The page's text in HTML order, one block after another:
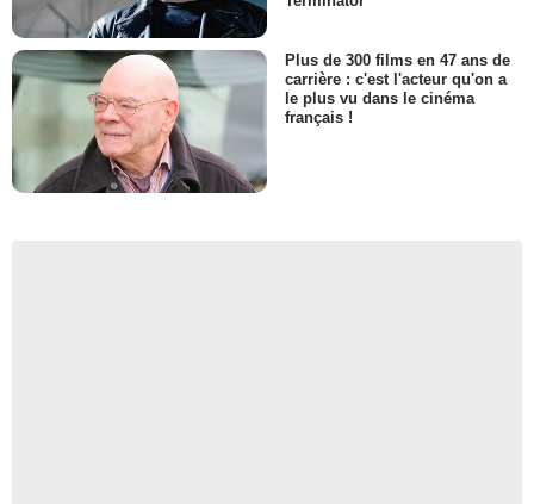
Plus de 300 films en 47 ans de
carrière : c'est l'acteur qu'on a
le plus vu dans le cinéma
français !